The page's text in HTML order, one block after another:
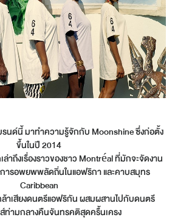
รนด์นี้ มาทำความรู้จักกับ Moonshine ซึ่งก่อตั้ง
ขึ้นในปี 2014
าถึงเรื่องราวของชาว Montréal ที่มักจะจัดงาน
ารอพยพพลัดถิ่นในแอฟริกา และคาบสมุทร
Caribbean
าเสียงดนตรีแอฟริกัน ผสมผสานไปกับดนตรี
ท่ามกลางคืนจันทรคติสุดครื้นเครง